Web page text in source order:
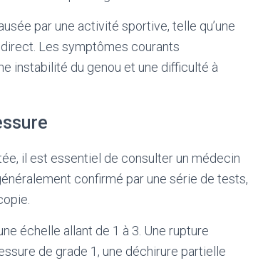
par une activité sportive, telle qu’une
Les symptômes courants
instabilité du genou et une difficulté à
il est essentiel de consulter un médecin
confirmé par une série de tests,
échelle allant de 1 à 3. Une rupture
de grade 1, une déchirure partielle